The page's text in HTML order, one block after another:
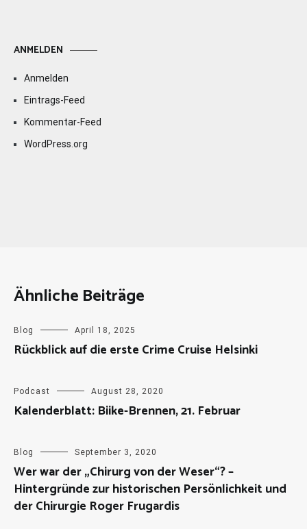
ANMELDEN
Anmelden
Eintrags-Feed
Kommentar-Feed
WordPress.org
Ähnliche Beiträge
Blog April 18, 2025
Rückblick auf die erste Crime Cruise Helsinki
Podcast August 28, 2020
Kalenderblatt: Biike-Brennen, 21. Februar
Blog September 3, 2020
Wer war der „Chirurg von der Weser“? –
Hintergründe zur historischen Persönlichkeit und
der Chirurgie Roger Frugardis